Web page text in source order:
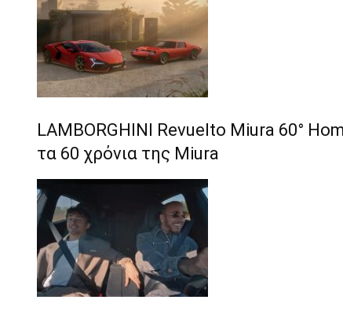
LAMBORGHINI Revuelto Miura 60°
τα 60 χρόνια της Miura